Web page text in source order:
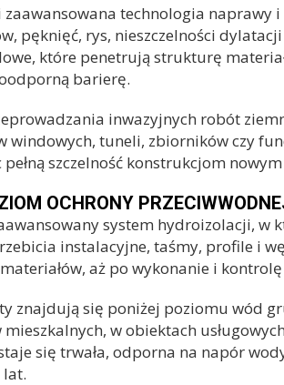
zaawansowana technologia naprawy
pęknięć, rys, nieszczelności
które penetrują strukturę
barierę.
inwazyjnych robót
windowych, tuneli, zbiorników czy
szczelność konstrukcjom
OCHRONY
system hydroizolacji, w
instalacyjne, taśmy, profile i
aż po wykonanie i
znajdują się poniżej poziomu wód
w obiektach
się trwała, odporna na napór
lat.